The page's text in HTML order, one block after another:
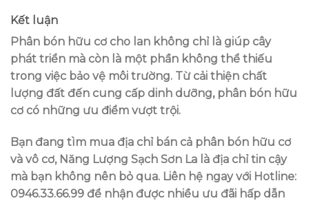
Kết luận
Phân bón hữu cơ cho lan không chỉ là giúp cây
phát triển mà còn là một phần không thể thiếu
trong việc bảo vệ môi trường. Từ cải thiện chất
lượng đất đến cung cấp dinh dưỡng, phân bón hữu
cơ có những ưu điểm vượt trội.
Bạn đang tìm mua địa chỉ bán cả phân bón hữu cơ
và vô cơ, Năng Lượng Sạch Sơn La là địa chỉ tin cậy
mà bạn không nên bỏ qua. Liên hệ ngay với Hotline:
0946.33.66.99 để nhận được nhiều ưu đãi hấp dẫn